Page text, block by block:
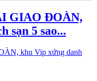
GIAO ĐOÀN,
sạn 5 sao...